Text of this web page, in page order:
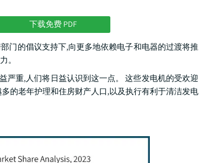
下载免费 PDF
门的倡议支持下,向更多地依赖电子和电器的过渡将推
。
重,人们将日益认识到这一点。 这些发电机的受欢迎
的老年护理和住房财产人口,以及执行有利于清洁发电